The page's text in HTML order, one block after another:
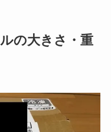
の大きさ・重